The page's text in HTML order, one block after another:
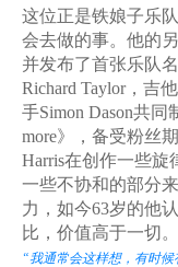
这位正是铁娘子乐
会去做的事。他的
并发布了首张乐队
Richard Taylor，吉
手Simon Dason共
more》，备受粉丝
Harris在创作一些
一些不协和的部分
力，如今63岁的他
比，价值高于一切。
“我通常会这样想，有时